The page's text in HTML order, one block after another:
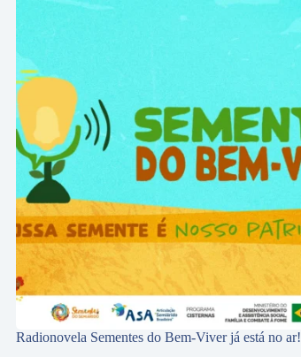
Radionovela Sementes do Bem-Viver já está no ar!